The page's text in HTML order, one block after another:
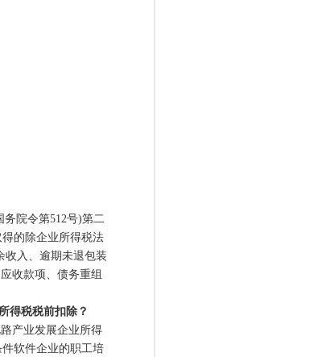
院令第512号)第二
的除企业所得税法
收入、逾期未退包装
收款项、债务重组
得税税前扣除？
产业发展企业所得
软件企业的职工培